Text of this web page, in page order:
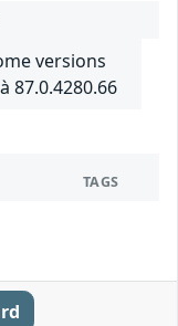
versions
87.0.4280.66
TAGS